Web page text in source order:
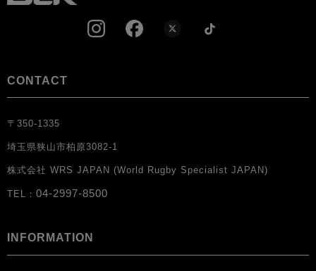
CONTACT
〒350-1335
埼玉県狭山市柏原3082-1
株式会社 WRS JAPAN (World Rugby Specialist JAPAN)
TEL： 04-2997-8500
INFORMATION